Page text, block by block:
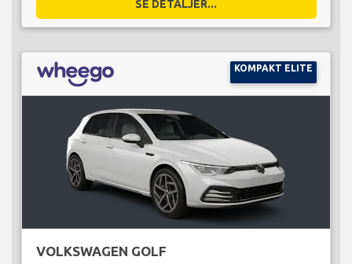
SE DETALJER...
KOMPAKT ELITE
VOLKSWAGEN GOLF